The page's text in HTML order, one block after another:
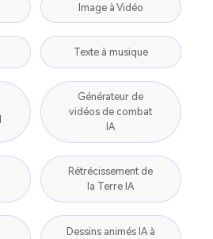
Image à Vidéo
Texte à musique
Générateur de
vidéos de combat
IA
Rétrécissement de
la Terre IA
Dessins animés IA à